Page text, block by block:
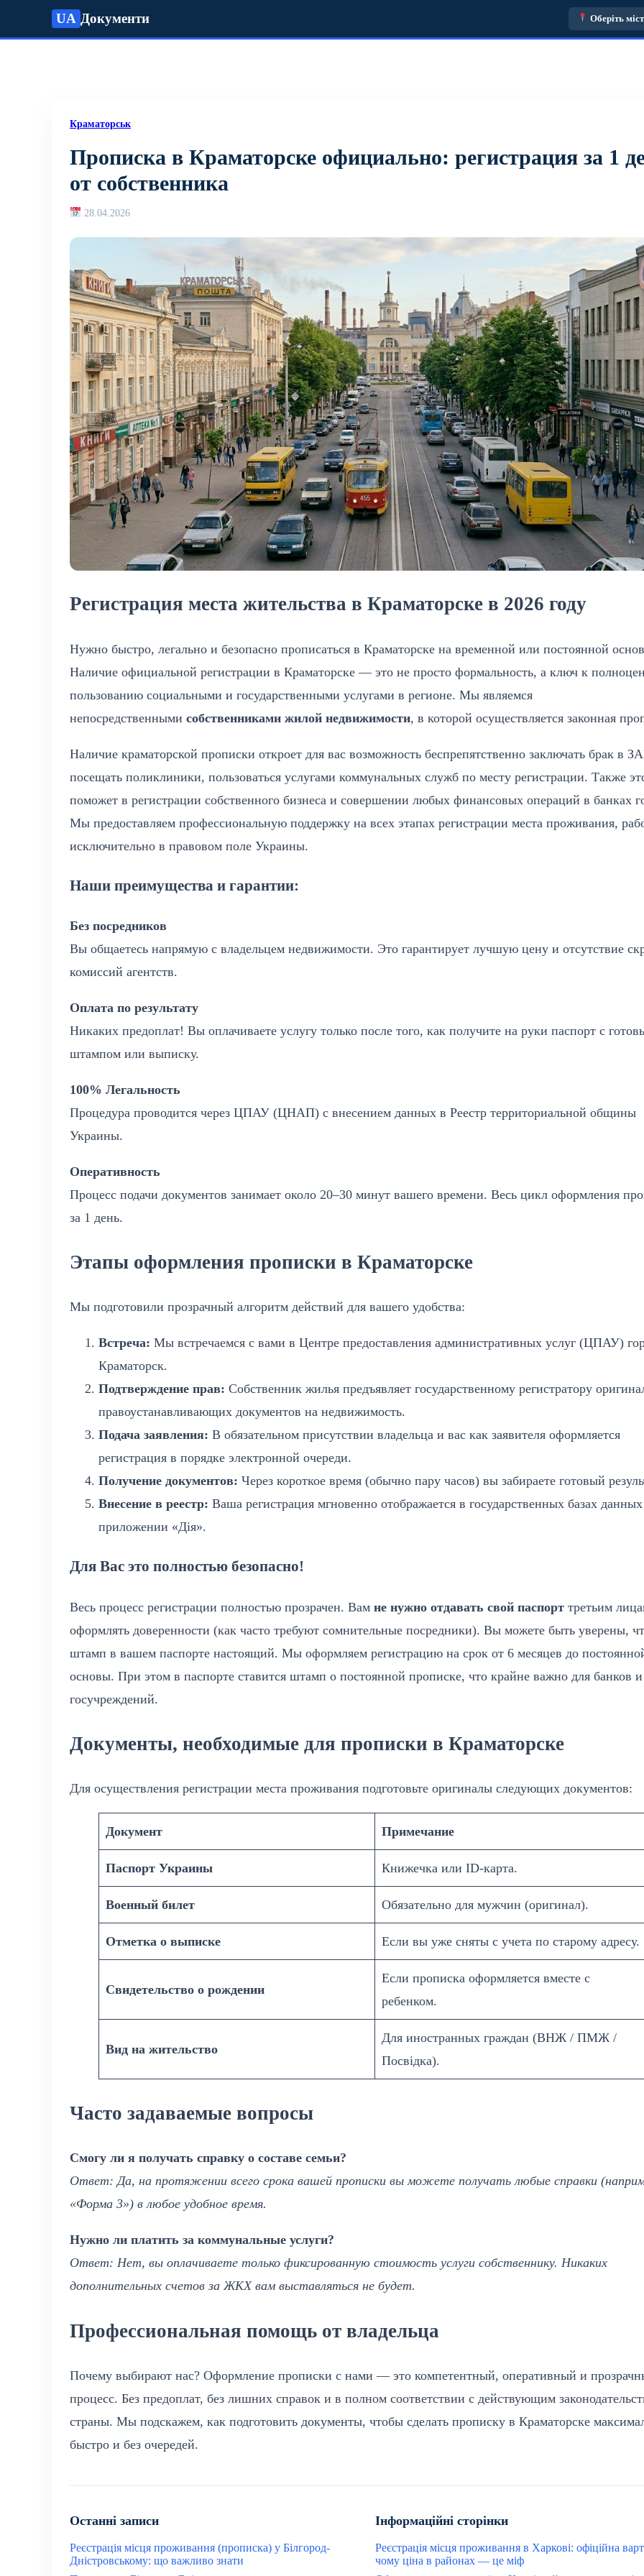
UA Документи Оберіть
Краматорськ
Прописка в Краматорске официально: регистрация за 1
от собственника
28.04.2026
Регистрация места жительства в Краматорске в 2026 году
Нужно быстро, легально и безопасно прописаться в Краматорске на временной или постоянной
Наличие официальной регистрации в Краматорске — это не просто формальность, а ключ к
пользованию социальными и государственными услугами в регионе. Мы являемся
непосредственными собственниками жилой недвижимости, в которой осуществляется законная
Наличие краматорской прописки откроет для вас возможность беспрепятственно заключать брак в
посещать поликлиники, пользоваться услугами коммунальных служб по месту регистрации. Также
поможет в регистрации собственного бизнеса и совершении любых финансовых операций в банках
Мы предоставляем профессиональную поддержку на всех этапах регистрации места проживания,
исключительно в правовом поле Украины.
Наши преимущества и гарантии:
Без посредников
Вы общаетесь напрямую с владельцем недвижимости. Это гарантирует лучшую цену и отсутствие
комиссий агентств.
Оплата по результату
Никаких предоплат! Вы оплачиваете услугу только после того, как получите на руки паспорт с
штампом или выписку.
100% Легальность
Процедура проводится через ЦПАУ (ЦНАП) с внесением данных в Реестр территориальной общины
Украины.
Оперативность
Процесс подачи документов занимает около 20–30 минут вашего времени. Весь цикл оформления
за 1 день.
Этапы оформления прописки в Краматорске
Мы подготовили прозрачный алгоритм действий для вашего удобства:
Встреча: Мы встречаемся с вами в Центре предоставления административных услуг (ЦПАУ)
Краматорск.
Подтверждение прав: Собственник жилья предъявляет государственному регистратору
правоустанавливающих документов на недвижимость.
Подача заявления: В обязательном присутствии владельца и вас как заявителя оформляется
регистрация в порядке электронной очереди.
Получение документов: Через короткое время (обычно пару часов) вы забираете готовый
Внесение в реестр: Ваша регистрация мгновенно отображается в государственных базах
приложении «Дія».
Для Вас это полностью безопасно!
Весь процесс регистрации полностью прозрачен. Вам не нужно отдавать свой паспорт третьим
оформлять доверенности (как часто требуют сомнительные посредники). Вы можете быть уверены,
штамп в вашем паспорте настоящий. Мы оформляем регистрацию на срок от 6 месяцев до
основы. При этом в паспорте ставится штамп о постоянной прописке, что крайне важно для банков и
госучреждений.
Документы, необходимые для прописки в Краматорске
Для осуществления регистрации места проживания подготовьте оригиналы следующих документов:
Документ Примечание
Паспорт Украины Книжечка или ID-карта.
Военный билет Обязательно для мужчин (оригинал).
Отметка о выписке Если вы уже сняты с учета по старому адресу.
Свидетельство о рождении
Если прописка оформляется вместе с
ребенком.
Вид на жительство
Для иностранных граждан (ВНЖ / ПМЖ /
Посвідка).
Часто задаваемые вопросы
Смогу ли я получать справку о составе семьи?
Ответ: Да, на протяжении всего срока вашей прописки вы можете получать любые справки
«Форма 3») в любое удобное время.
Нужно ли платить за коммунальные услуги?
Ответ: Нет, вы оплачиваете только фиксированную стоимость услуги собственнику. Никаких
дополнительных счетов за ЖКХ вам выставляться не будет.
Профессиональная помощь от владельца
Почему выбирают нас? Оформление прописки с нами — это компетентный, оперативный и
процесс. Без предоплат, без лишних справок и в полном соответствии с действующим
страны. Мы подскажем, как подготовить документы, чтобы сделать прописку в Краматорске
быстро и без очередей.
Останні записи
Реєстрація місця проживання (прописка) у Білгород-
Дністровському: що важливо знати
Інформаційні сторінки
Реєстрація місця проживання в Харкові: офіційна
чому ціна в районах — це міф